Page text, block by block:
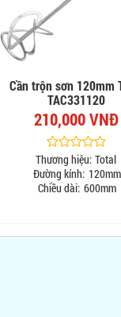
Cần trộn sơn 120mm
TAC331120
210,000 VNĐ
Thương hiệu: Total
Đường kính: 120mm
Chiều dài: 600mm